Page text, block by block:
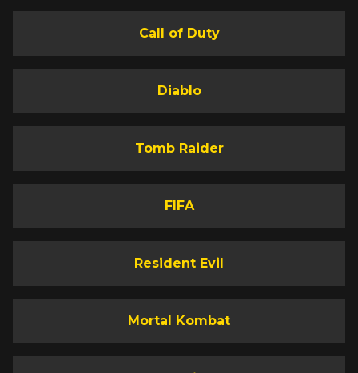
Call of Duty
Diablo
Tomb Raider
FIFA
Resident Evil
Mortal Kombat